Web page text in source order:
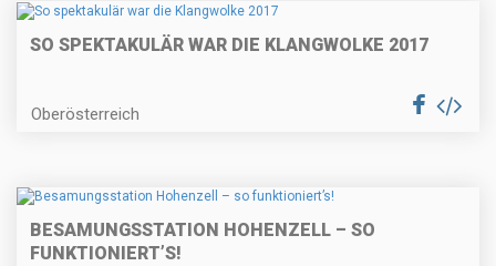
SO SPEKTAKULÄR WAR DIE KLANGWOLKE 2017
Oberösterreich
BESAMUNGSSTATION HOHENZELL – SO
FUNKTIONIERT’S!